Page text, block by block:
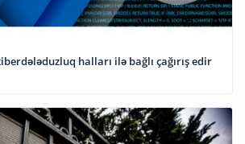
halları ilə bağlı çağırış edir